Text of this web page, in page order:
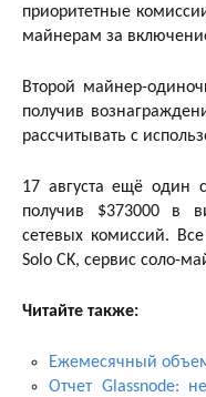
приоритетные
майнерам за
Второй майнер-
получив
рассчитывать с
17 августа ещё один
получив $373000 в
сетевых комиссий.
Solo CK, сервис соло-
Читайте также:
Ежемесячный
Отчет Glassnode: